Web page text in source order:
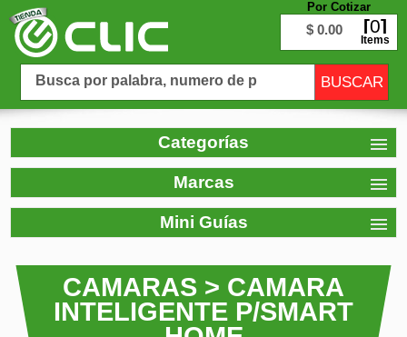
Por Cotizar
$ 0.00 0
Items
Categorías
Marcas
Mini Guías
CAMARAS > CAMARA
INTELIGENTE P/SMART